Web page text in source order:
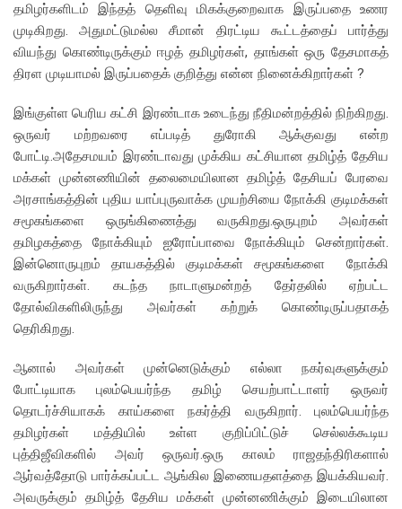
தமிழர்களிடம் இந்தத் தெளிவு மிகக்குறைவாக இருப்பதை உணர
முடிகிறது. அதுமட்டுமல்ல சீமான் திரட்டிய கூட்டத்தைப் பார்த்து
வியந்து கொண்டிருக்கும் ஈழத் தமிழர்கள், தாங்கள் ஒரு தேசமாகத்
திரள முடியாமல் இருப்பதைக் குறித்து என்ன நினைக்கிறார்கள் ?
இங்குள்ள பெரிய கட்சி இரண்டாக உடைந்து நீதிமன்றத்தில் நிற்கிறது.
ஒருவர் மற்றவரை எப்படித் துரோகி ஆக்குவது என்ற
போட்டி.அதேசமயம் இரண்டாவது முக்கிய கட்சியான தமிழ்த் தேசிய
மக்கள் முன்னணியின் தலைமையிலான தமிழ்த் தேசியப் பேரவை
அரசாங்கத்தின் புதிய யாப்புருவாக்க முயற்சியை நோக்கி குடிமக்கள்
சமூகங்களை ஒருங்கிணைத்து வருகிறது.ஒருபுறம் அவர்கள்
தமிழகத்தை நோக்கியும் ஐரோப்பாவை நோக்கியும் சென்றார்கள்.
இன்னொருபுறம் தாயகத்தில் குடிமக்கள் சமூகங்களை நோக்கி
வருகிறார்கள். கடந்த நாடாளுமன்றத் தேர்தலில் ஏற்பட்ட
தோல்விகளிலிருந்து அவர்கள் கற்றுக் கொண்டிருப்பதாகத்
தெரிகிறது.
ஆனால் அவர்கள் முன்னெடுக்கும் எல்லா நகர்வுகளுக்கும்
போட்டியாக புலம்பெயர்ந்த தமிழ் செயற்பாட்டாளர் ஒருவர்
தொடர்ச்சியாகக் காய்களை நகர்த்தி வருகிறார். புலம்பெயர்ந்த
தமிழர்கள் மத்தியில் உள்ள குறிப்பிட்டுச் செல்லக்கூடிய
புத்திஜீவிகளில் அவர் ஒருவர்.ஒரு காலம் ராஜதந்திரிகளால்
ஆர்வத்தோடு பார்க்கப்பட்ட ஆங்கில இணையதளத்தை இயக்கியவர்.
அவருக்கும் தமிழ்த் தேசிய மக்கள் முன்னணிக்கும் இடையிலான